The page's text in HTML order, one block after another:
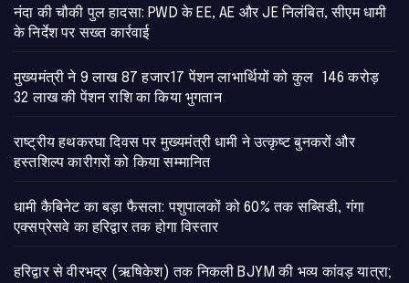
नंदा की चौकी पुल हादसा: PWD के EE, AE और JE निलंबित, सीएम धामी
के निर्देश पर सख्त कार्रवाई
मुख्यमंत्री ने 9 लाख 87 हजार17 पेंशन लाभार्थियों को कुल 146 करोड़
32 लाख की पेंशन राशि का किया भुगतान
राष्ट्रीय हथकरघा दिवस पर मुख्यमंत्री धामी ने उत्कृष्ट बुनकरों और
हस्तशिल्प कारीगरों को किया सम्मानित
​धामी कैबिनेट का बड़ा फैसला: पशुपालकों को 60% तक सब्सिडी, गंगा
एक्सप्रेसवे का हरिद्वार तक होगा विस्तार
​हरिद्वार से वीरभद्र (ऋषिकेश) तक निकली BJYM की भव्य कांवड़ यात्रा;